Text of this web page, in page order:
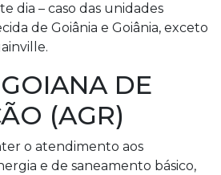
dia – caso das unidades
de Goiânia e Goiânia, exceto
DE
(AGR)
o atendimento aos
e de saneamento básico,